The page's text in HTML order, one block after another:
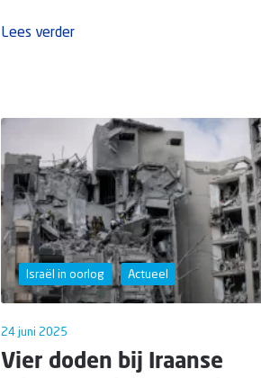
Lees verder
Israël in oorlog Actueel
24 juni 2025
Vier doden bij Iraanse